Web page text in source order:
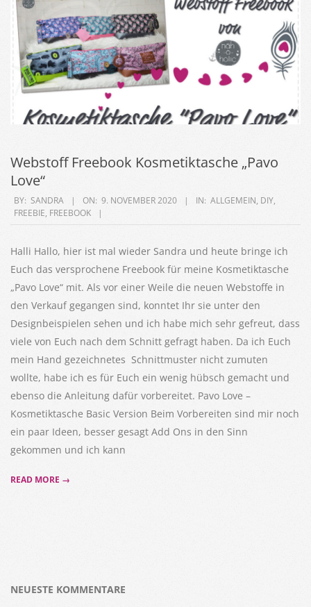
Webstoff Freebook Kosmetiktasche „Pavo
Love“
2020-
11-
BY: SANDRA ON: 9. NOVEMBER 2020 IN: ALLGEMEIN, DIY,
FREEBIE, FREEBOOK
Halli Hallo, hier ist mal wieder Sandra und heute bringe ich
Euch das versprochene Freebook für meine Kosmetiktasche
„Pavo Love“ mit. Als vor einer Weile die neuen Webstoffe in
den Verkauf gegangen sind, konntet Ihr sie unter den
Designbeispielen sehen und ich habe mich sehr gefreut, dass
viele von Euch nach dem Schnitt gefragt haben. Da ich Euch
mein Hand gezeichnetes Schnittmuster nicht zumuten
wollte, habe ich es für Euch ein wenig hübsch gemacht und
ebenso die Anleitung dafür vorbereitet. Pavo Love –
Kosmetiktasche Basic Version Beim Vorbereiten sind mir noch
ein paar Ideen, besser gesagt Add Ons in den Sinn
gekommen und ich kann
READ MORE →
NEUESTE KOMMENTARE